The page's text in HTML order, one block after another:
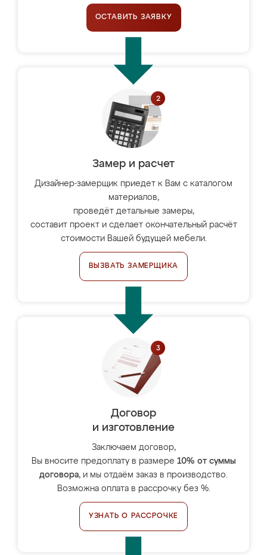
ОСТАВИТЬ ЗАЯВКУ
Замер и расчет
Дизайнер-замерщик приедет к Вам с каталогом
материалов,
проведёт детальные замеры,
составит проект и сделает окончательный расчёт
стоимости Вашей будущей мебели.
ВЫЗВАТЬ ЗАМЕРЩИКА
Договор
и изготовление
Заключаем договор,
Вы вносите предоплату в размере 10% от суммы
договора, и мы отдаём заказ в производство.
Возможна оплата в рассрочку без %.
УЗНАТЬ О РАССРОЧКЕ